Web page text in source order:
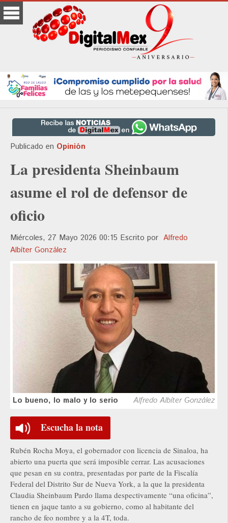
Publicado en Opinión
La presidenta Sheinbaum
asume el rol de defensor de
oficio
Miércoles, 27 Mayo 2026 00:15 Escrito por Alfredo
Albíter González
Lo bueno, lo malo y lo serio Alfredo Albíter González
Escucha la nota
Rubén Rocha Moya, el gobernador con licencia de Sinaloa, ha
abierto una puerta que será imposible cerrar. Las acusaciones
que pesan en su contra, presentadas por parte de la Fiscalía
Federal del Distrito Sur de Nueva York, a la que la presidenta
Claudia Sheinbaum Pardo llama despectivamente “una oficina”,
tienen en jaque tanto a su gobierno, como al habitante del
rancho de feo nombre y a la 4T, toda.